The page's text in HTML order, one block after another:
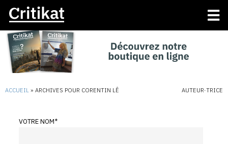
ACCUEIL » ARCHIVES POUR CORENTIN LÊ AUTEUR·TRICE
VOTRE NOM*